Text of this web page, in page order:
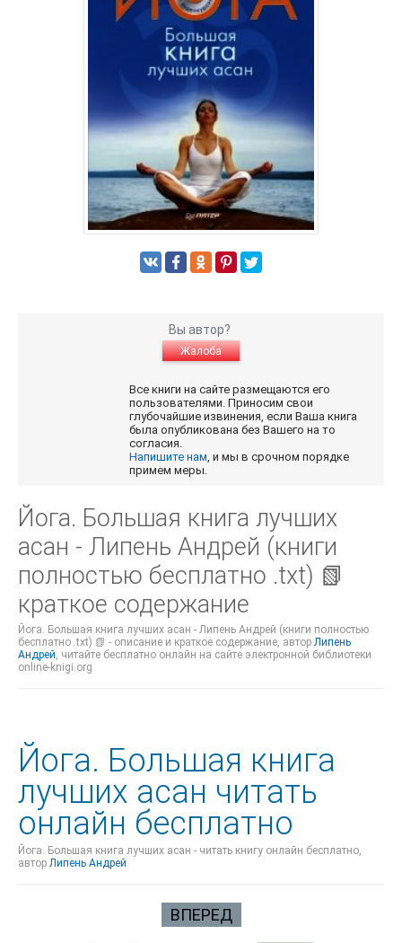
Вы автор?
Жалоба
Все книги на сайте размещаются его
пользователями. Приносим свои
глубочайшие извинения, если Ваша книга
была опубликована без Вашего на то
согласия.
Напишите нам, и мы в срочном порядке
примем меры.
Йога. Большая книга лучших
асан - Липень Андрей (книги
полностью бесплатно .txt) 📗
краткое содержание
Йога. Большая книга лучших асан - Липень Андрей (книги полностью
бесплатно .txt) 📗 - описание и краткое содержание, автор Липень
Андрей, читайте бесплатно онлайн на сайте электронной библиотеки
online-knigi.org
Йога. Большая книга
лучших асан читать
онлайн бесплатно
Йога. Большая книга лучших асан - читать книгу онлайн бесплатно,
автор Липень Андрей
ВПЕРЕД